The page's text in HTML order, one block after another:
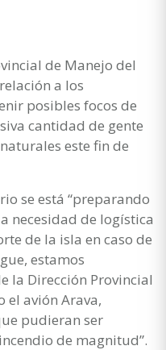
de Manejo del
a los
posibles focos de
cantidad de gente
este fin de
se está “preparando
necesidad de logística
de la isla en caso de
estamos
la Dirección Provincial
el avión Arava,
pudieran ser
de magnitud”.